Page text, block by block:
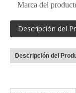
Marca del
Descripción del
Descripción del